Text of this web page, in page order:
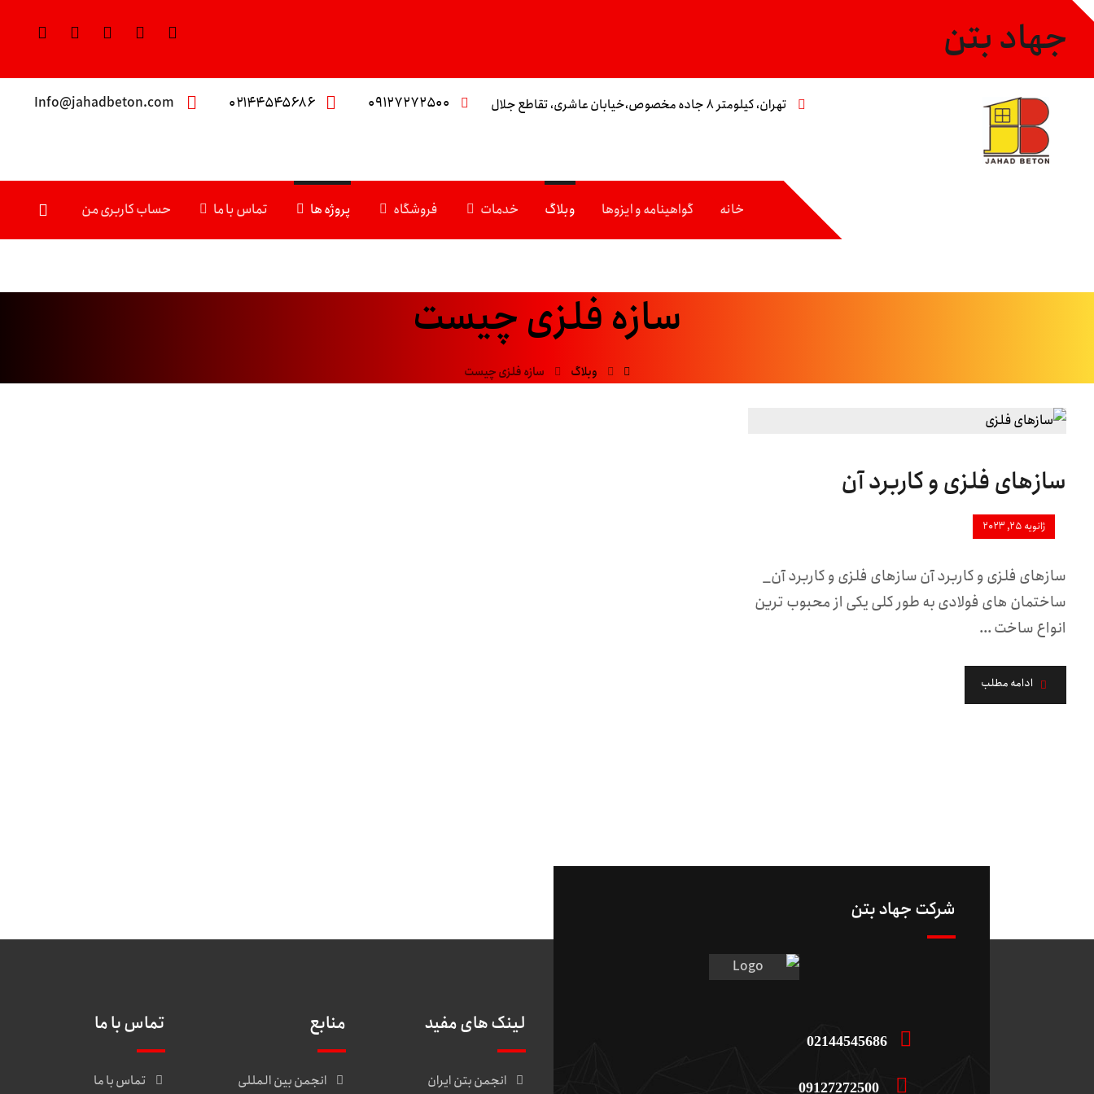
جهاد بتن
Info@jahadbeton.com ۰۲۱۴۴۵۴۵۶۸۶ ۰۹۱۲۷۲۷۲۵۰۰ تهران، کیلومتر ۸ جاده مخصوص،خیابان عاشری، تقاطع جلال
خانه گواهینامه و ایزوها وبلاگ خدمات فروشگاه پروژه ها تماس با ما حساب کاربری من
سازه فلزی چیست
وبلاگ سازه فلزی چیست
سازهای فلزی و کاربرد آن
ژانویه ۲۵, ۲۰۲۳
سازهای فلزی و کاربرد آن سازهای فلزی و کاربرد آن_
ساختمان های فولادی به طور کلی یکی از محبوب ترین
انواع ساخت ...
ادامه مطلب
شرکت جهاد بتن
02144545686
09127272500
لینک های مفید
انجمن بتن ایران
منابع
انجمن بین المللی
تماس با ما
تماس با ما